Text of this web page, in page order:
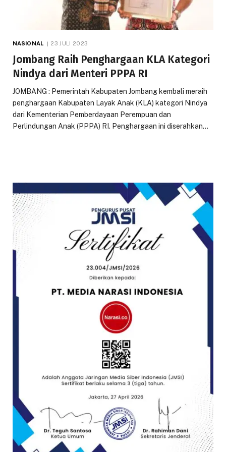
NASIONAL 23 JULI 2023
Jombang Raih Penghargaan KLA Kategori
Nindya dari Menteri PPPA RI
JOMBANG : Pemerintah Kabupaten Jombang kembali meraih
penghargaan Kabupaten Layak Anak (KLA) kategori Nindya
dari Kementerian Pemberdayaan Perempuan dan
Perlindungan Anak (PPPA) RI. Penghargaan ini diserahkan…